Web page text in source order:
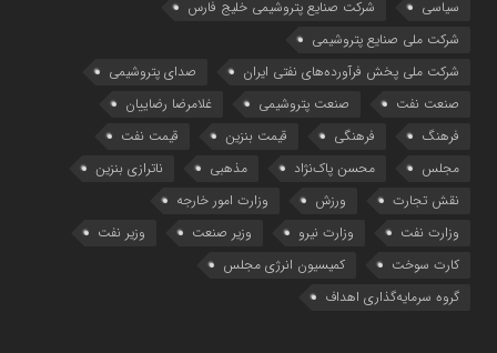
سیاسی
شرکت صنایع پتروشیمی خلیج فارس
شرکت ملی صنایع پتروشیمی
شرکت ملی پخش فرآورده‌های نفتی ایران
صدای پتروشیمی
صنعت نفت
صنعت پتروشیمی
غلامرضا رضاییان
فرهنگ
فرهنگی قیمت بنزین
قیمت نفت
مجلس
محسن پاک‌نژاد مذهبی
ناترازی بنزین
نقش تجارت
ورزش
وزارت امور خارجه
وزارت نفت
وزارت نیرو وزیر صنعت
وزیر نفت
کارت سوخت
کمیسیون انرژی مجلس
گروه سرمایه‌‌گذاری اهداف